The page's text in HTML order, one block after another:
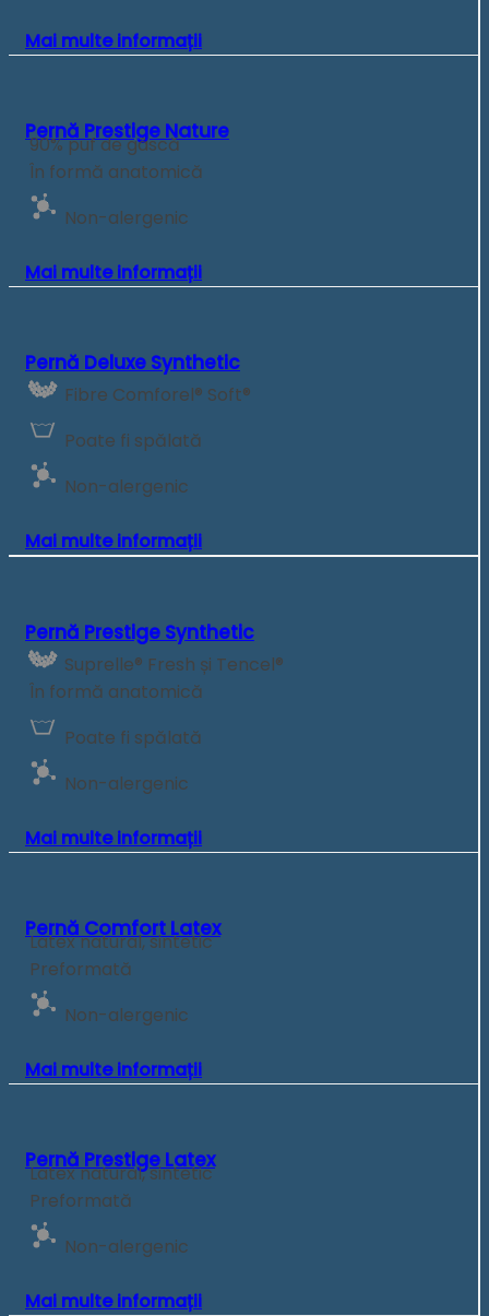
Mai multe informații
Pernă Prestige Nature
90% puf de gâscă
În formă anatomică
Non-alergenic
Mai multe informații
Pernă Deluxe Synthetic
Fibre Comforel® Soft®
Poate fi spălată
Non-alergenic
Mai multe informații
Pernă Prestige Synthetic
Suprelle® Fresh și Tencel®
În formă anatomică
Poate fi spălată
Non-alergenic
Mai multe informații
Pernă Comfort Latex
Latex natural, sintetic
Preformată
Non-alergenic
Mai multe informații
Pernă Prestige Latex
Latex natural, sintetic
Preformată
Non-alergenic
Mai multe informații